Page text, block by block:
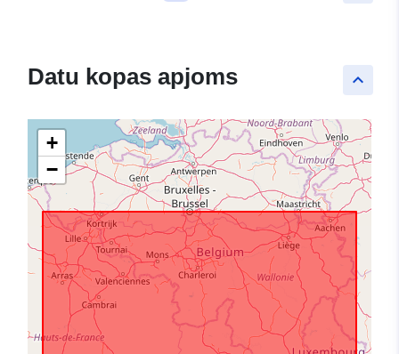
keyboard_arrow_up
Datu kopas apjoms
+
−